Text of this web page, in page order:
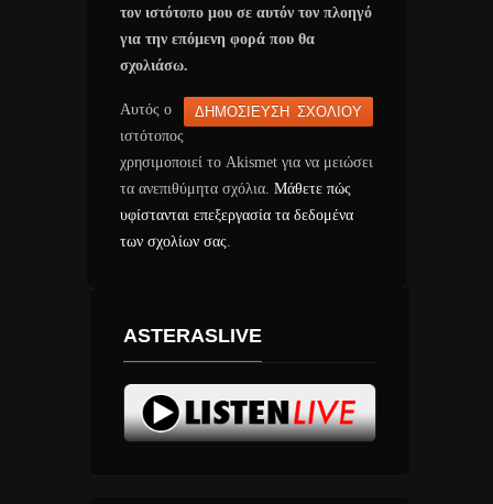
τον ιστότοπο μου σε αυτόν τον πλοηγό
για την επόμενη φορά που θα
σχολιάσω.
Αυτός ο
ιστότοπος
χρησιμοποιεί το Akismet για να μειώσει
τα ανεπιθύμητα σχόλια. Μάθετε πώς
υφίστανται επεξεργασία τα δεδομένα
των σχολίων σας
ASTERASLIVE